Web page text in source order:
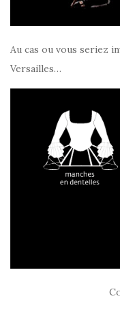
Au cas ou vous seriez
Versailles…